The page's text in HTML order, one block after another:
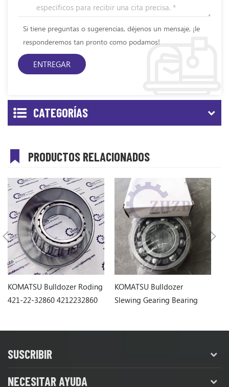
Si tiene preguntas o sugerencias, déjenos un mensaje, ¡le
responderemos tan pronto como podamos!
CATEGORÍAS
PRODUCTOS RELACIONADOS
KOMATSU Bulldozer Roding
421-22-32860 4212232860
KOMATSU Bulldozer
Slewing Gearing Bearing
SUSCRIBIR
NECESITAR AYUDA